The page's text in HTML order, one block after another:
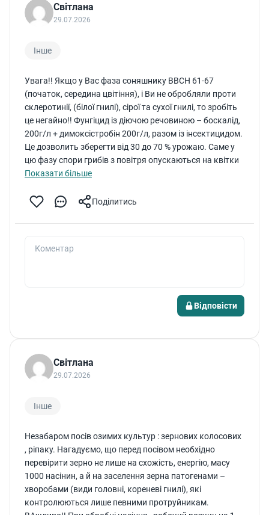
Світлана
29.07.2026
Увага!! Якщо у Вас фаза соняшнику ВВСН 61-67
(початок, середина цвітіння), і Ви не обробляли проти
склеротинії, (білої гнилі), сірої та сухої гнилі, то зробіть
це негайно!! Фунгіцид із діючою речовиною – боскалід,
200г/л + димоксістробін 200г/л, разом із інсектицидом.
Це дозволить зберегти від 30 до 70 % урожаю. Саме у
цю фазу спори грибів з повітря опускаються на квітки
соняшнику, живляться пилком, проростають у
на якому багато фермерів намагаються економити
Показати більше
Інше
Поділитись
Коментар
Відповісти
Світлана
29.07.2026
Незабаром посів озимих культур : зернових колосових
, ріпаку. Нагадуємо, що перед посівом необхідно
перевірити зерно не лише на схожість, енергію, масу
1000 насінин, а й на заселення зерна патогенами –
хворобами (види головні, кореневі гнилі), які
контролюються лише певними протруйникам.
Інше